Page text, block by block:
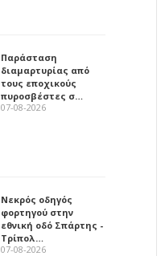
Παράσταση
διαμαρτυρίας από
τους εποχικούς
πυροσβέστες σ…
07-08-2026
Νεκρός οδηγός
φορτηγού στην
εθνική οδό Σπάρτης -
Τρίπολ…
07-08-2026